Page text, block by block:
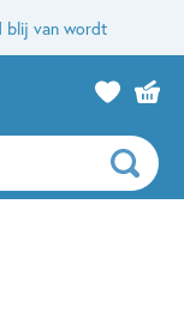
blij van wordt